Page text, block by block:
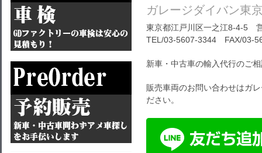
ガレージダイバン東
東京都江戸川区一之江8-4-5
TEL/03-5607-3344 FAX/03-
新車・中古車の輸入代行のご
販売車両のお問い合わせはガ
ださい。